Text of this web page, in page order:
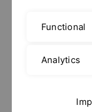
Functional
Analytics